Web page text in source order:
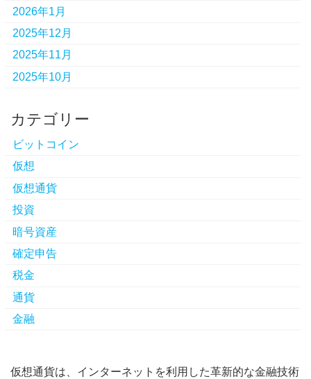
2026年1月
2025年12月
2025年11月
2025年10月
カテゴリー
ビットコイン
仮想
仮想通貨
投資
暗号資産
確定申告
税金
通貨
金融
仮想通貨は、インターネットを利用した革新的な金融技術